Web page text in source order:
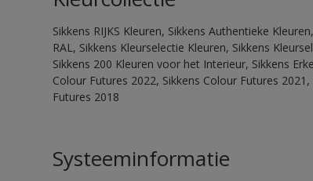
Sikkens RIJKS Kleuren, Sikkens Authentieke
RAL, Sikkens Kleurselectie Kleuren, Sikkens
Sikkens 200 Kleuren voor het Interieur, Sikkens
Colour Futures 2022, Sikkens Colour Futures
Futures 2018
Systeeminformatie